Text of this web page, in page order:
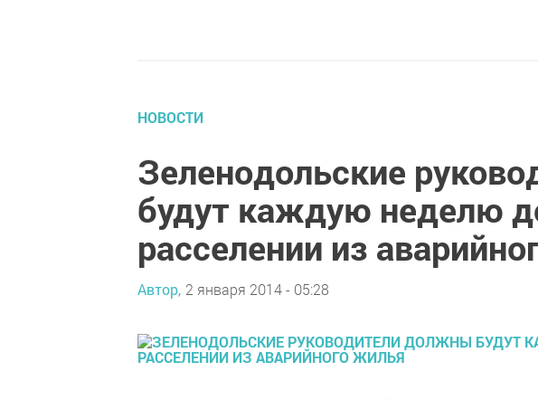
НОВОСТИ
Зеленодольские
будут каждую неделю
расселении из
Автор, 2 января 2014 - 05:28